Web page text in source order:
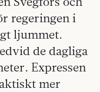
regeringen i
ljummet.
de dagliga
Expressen
mer